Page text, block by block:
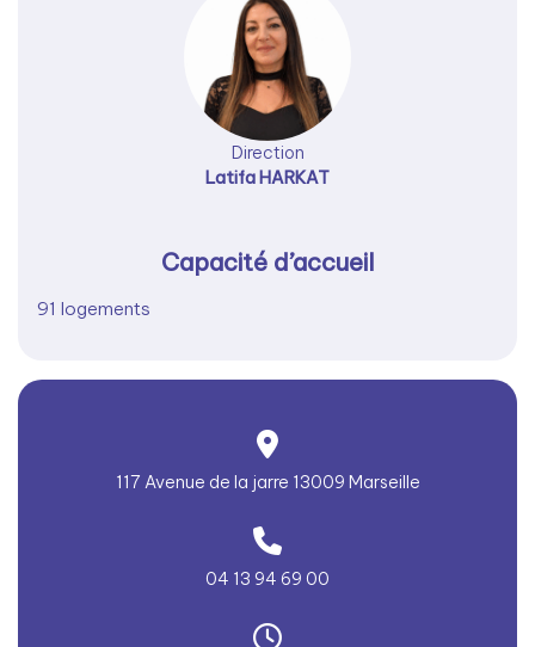
Direction
Latifa HARKAT
Capacité d’accueil
91 logements
117 Avenue de la jarre 13009 Marseille
04 13 94 69 00